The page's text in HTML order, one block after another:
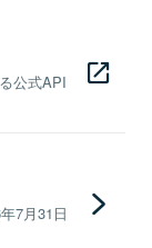
公式API
7月31日